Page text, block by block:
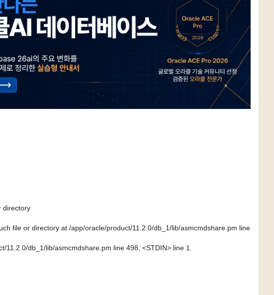
directory
file or directory at /app/oracle/product/11.2.0/db_1/lib/asmcmdshare.pm line
db_1/lib/asmcmdshare.pm line 498, <STDIN> line 1.